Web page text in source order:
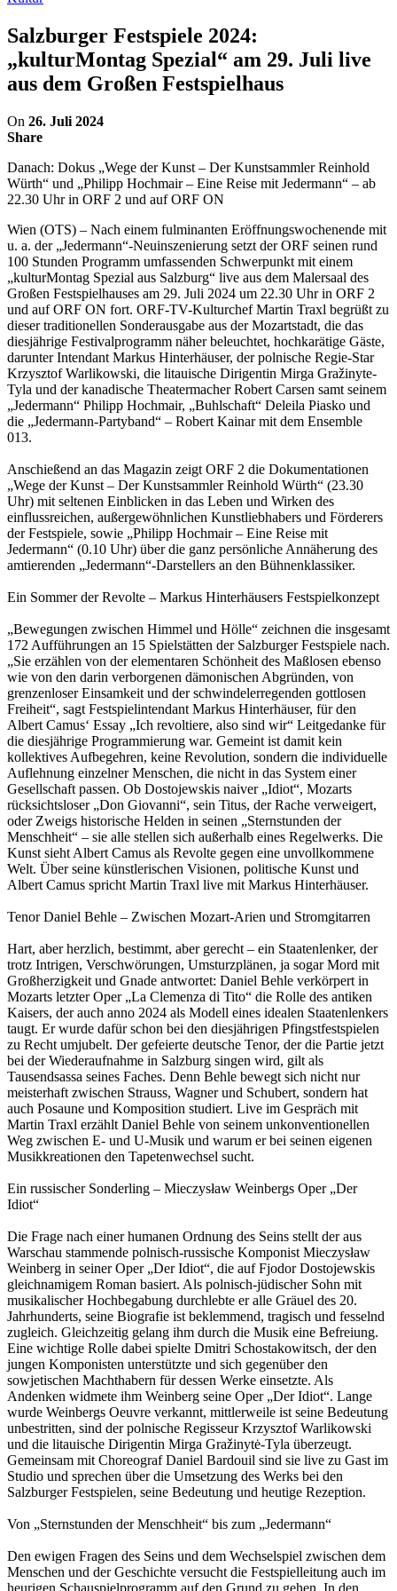
Salzburger Festspiele 2024:
„kulturMontag Spezial“ am 29. Juli live
aus dem Großen Festspielhaus
On 26. Juli 2024
Share
Danach: Dokus „Wege der Kunst – Der Kunstsammler Reinhold
Würth“ und „Philipp Hochmair – Eine Reise mit Jedermann“ – ab
22.30 Uhr in ORF 2 und auf ORF ON
Wien (OTS) – Nach einem fulminanten Eröffnungswochenende mit
u. a. der „Jedermann“-Neuinszenierung setzt der ORF seinen rund
100 Stunden Programm umfassenden Schwerpunkt mit einem
„kulturMontag Spezial aus Salzburg“ live aus dem Malersaal des
Großen Festspielhauses am 29. Juli 2024 um 22.30 Uhr in ORF 2
und auf ORF ON fort. ORF-TV-Kulturchef Martin Traxl begrüßt zu
dieser traditionellen Sonderausgabe aus der Mozartstadt, die das
diesjährige Festivalprogramm näher beleuchtet, hochkarätige Gäste,
darunter Intendant Markus Hinterhäuser, der polnische Regie-Star
Krzysztof Warlikowski, die litauische Dirigentin Mirga Gražinyte-
Tyla und der kanadische Theatermacher Robert Carsen samt seinem
„Jedermann“ Philipp Hochmair, „Buhlschaft“ Deleila Piasko und
die „Jedermann-Partyband“ – Robert Kainar mit dem Ensemble
013.
Anschießend an das Magazin zeigt ORF 2 die Dokumentationen
„Wege der Kunst – Der Kunstsammler Reinhold Würth“ (23.30
Uhr) mit seltenen Einblicken in das Leben und Wirken des
einflussreichen, außergewöhnlichen Kunstliebhabers und Förderers
der Festspiele, sowie „Philipp Hochmair – Eine Reise mit
Jedermann“ (0.10 Uhr) über die ganz persönliche Annäherung des
amtierenden „Jedermann“-Darstellers an den Bühnenklassiker.
Ein Sommer der Revolte – Markus Hinterhäusers Festspielkonzept
„Bewegungen zwischen Himmel und Hölle“ zeichnen die insgesamt
172 Aufführungen an 15 Spielstätten der Salzburger Festspiele nach.
„Sie erzählen von der elementaren Schönheit des Maßlosen ebenso
wie von den darin verborgenen dämonischen Abgründen, von
grenzenloser Einsamkeit und der schwindelerregenden gottlosen
Freiheit“, sagt Festspielintendant Markus Hinterhäuser, für den
Albert Camus‘ Essay „Ich revoltiere, also sind wir“ Leitgedanke für
die diesjährige Programmierung war. Gemeint ist damit kein
kollektives Aufbegehren, keine Revolution, sondern die individuelle
Auflehnung einzelner Menschen, die nicht in das System einer
Gesellschaft passen. Ob Dostojewskis naiver „Idiot“, Mozarts
rücksichtsloser „Don Giovanni“, sein Titus, der Rache verweigert,
oder Zweigs historische Helden in seinen „Sternstunden der
Menschheit“ – sie alle stellen sich außerhalb eines Regelwerks. Die
Kunst sieht Albert Camus als Revolte gegen eine unvollkommene
Welt. Über seine künstlerischen Visionen, politische Kunst und
Albert Camus spricht Martin Traxl live mit Markus Hinterhäuser.
Tenor Daniel Behle – Zwischen Mozart-Arien und Stromgitarren
Hart, aber herzlich, bestimmt, aber gerecht – ein Staatenlenker, der
trotz Intrigen, Verschwörungen, Umsturzplänen, ja sogar Mord mit
Großherzigkeit und Gnade antwortet: Daniel Behle verkörpert in
Mozarts letzter Oper „La Clemenza di Tito“ die Rolle des antiken
Kaisers, der auch anno 2024 als Modell eines idealen Staatenlenkers
taugt. Er wurde dafür schon bei den diesjährigen Pfingstfestspielen
zu Recht umjubelt. Der gefeierte deutsche Tenor, der die Partie jetzt
bei der Wiederaufnahme in Salzburg singen wird, gilt als
Tausendsassa seines Faches. Denn Behle bewegt sich nicht nur
meisterhaft zwischen Strauss, Wagner und Schubert, sondern hat
auch Posaune und Komposition studiert. Live im Gespräch mit
Martin Traxl erzählt Daniel Behle von seinem unkonventionellen
Weg zwischen E- und U-Musik und warum er bei seinen eigenen
Musikkreationen den Tapetenwechsel sucht.
Ein russischer Sonderling – Mieczysław Weinbergs Oper „Der
Idiot“
Die Frage nach einer humanen Ordnung des Seins stellt der aus
Warschau stammende polnisch-russische Komponist Mieczysław
Weinberg in seiner Oper „Der Idiot“, die auf Fjodor Dostojewskis
gleichnamigem Roman basiert. Als polnisch-jüdischer Sohn mit
musikalischer Hochbegabung durchlebte er alle Gräuel des 20.
Jahrhunderts, seine Biografie ist beklemmend, tragisch und fesselnd
zugleich. Gleichzeitig gelang ihm durch die Musik eine Befreiung.
Eine wichtige Rolle dabei spielte Dmitri Schostakowitsch, der den
jungen Komponisten unterstützte und sich gegenüber den
sowjetischen Machthabern für dessen Werke einsetzte. Als
Andenken widmete ihm Weinberg seine Oper „Der Idiot“. Lange
wurde Weinbergs Oeuvre verkannt, mittlerweile ist seine Bedeutung
unbestritten, sind der polnische Regisseur Krzysztof Warlikowski
und die litauische Dirigentin Mirga Gražinytė-Tyla überzeugt.
Gemeinsam mit Choreograf Daniel Bardouil sind sie live zu Gast im
Studio und sprechen über die Umsetzung des Werks bei den
Salzburger Festspielen, seine Bedeutung und heutige Rezeption.
Von „Sternstunden der Menschheit“ bis zum „Jedermann“
Den ewigen Fragen des Seins und dem Wechselspiel zwischen dem
Menschen und der Geschichte versucht die Festspielleitung auch im
heurigen Schauspielprogramm auf den Grund zu gehen. In den